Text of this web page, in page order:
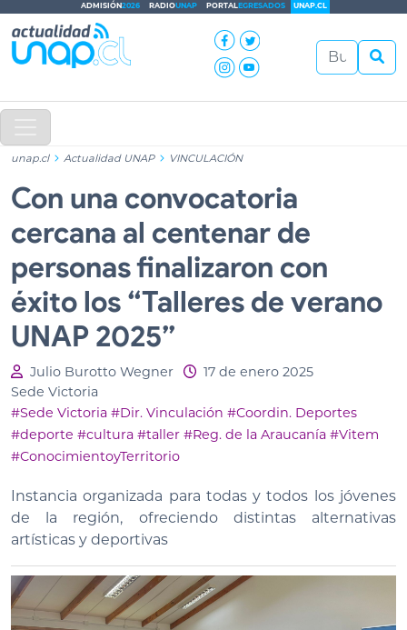
ADMISIÓN2026 RADIOUNAP PORTALEGRESADOS UNAP.CL
unap.cl Actualidad UNAP VINCULACIÓN
Con una convocatoria
cercana al centenar de
personas finalizaron con
éxito los “Talleres de verano
UNAP 2025”
Julio Burotto Wegner
17 de enero 2025
Sede Victoria
#Sede Victoria #Dir. Vinculación #Coordin. Deportes
#deporte #cultura #taller #Reg. de la Araucanía #Vitem
#ConocimientoyTerritorio
Instancia organizada para todas y todos los jóvenes
de la región, ofreciendo distintas alternativas
artísticas y deportivas